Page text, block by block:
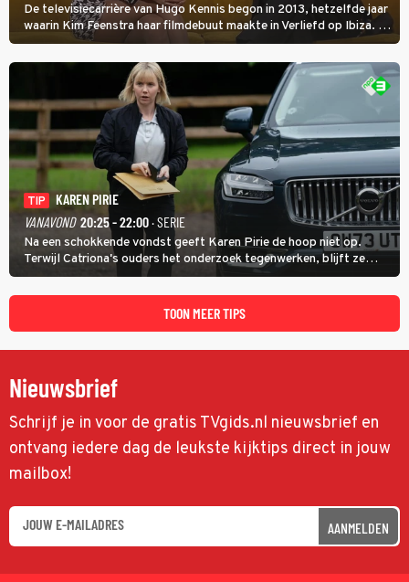
De televisiecarrière van Hugo Kennis begon in 2013, hetzelfde jaar
waarin Kim Feenstra haar filmdebuut maakte in Verliefd op Ibiza. In
Oh, Wat een Jaar! wordt duidelijk wat ze nog meer weten van het
jaar waarin ze allebei eindtwintigers waren.
TIP
KAREN PIRIE
VANAVOND 20:25 - 22:00· SERIE
Na een schokkende vondst geeft Karen Pirie de hoop niet op.
Terwijl Catriona's ouders het onderzoek tegenwerken, blijft ze
speuren naar Adam. In deze slotaflevering van Karen Pirie leidt het
spoor via Frankrijk en Italië naar Malta.
TOON MEER TIPS
Nieuwsbrief
Schrijf je in voor de gratis TVgids.nl nieuwsbrief en
ontvang iedere dag de leukste kijktips direct in jouw
mailbox!
AANMELDEN